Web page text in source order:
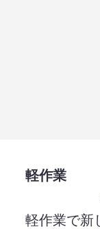
軽作業
軽作業で新